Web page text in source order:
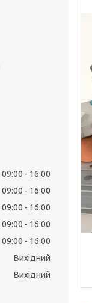
09:00
16:00
09:00
16:00
09:00
16:00
09:00
16:00
09:00
16:00
Вихідний
Вихідний